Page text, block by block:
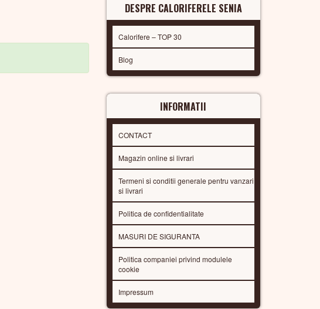
DESPRE CALORIFERELE SENIA
Calorifere – TOP 30
Blog
INFORMATII
CONTACT
Magazin online si livrari
Termeni si conditii generale pentru vanzari
si livrari
Politica de confidentialitate
MASURI DE SIGURANTA
Politica companiei privind modulele
cookie
Impressum